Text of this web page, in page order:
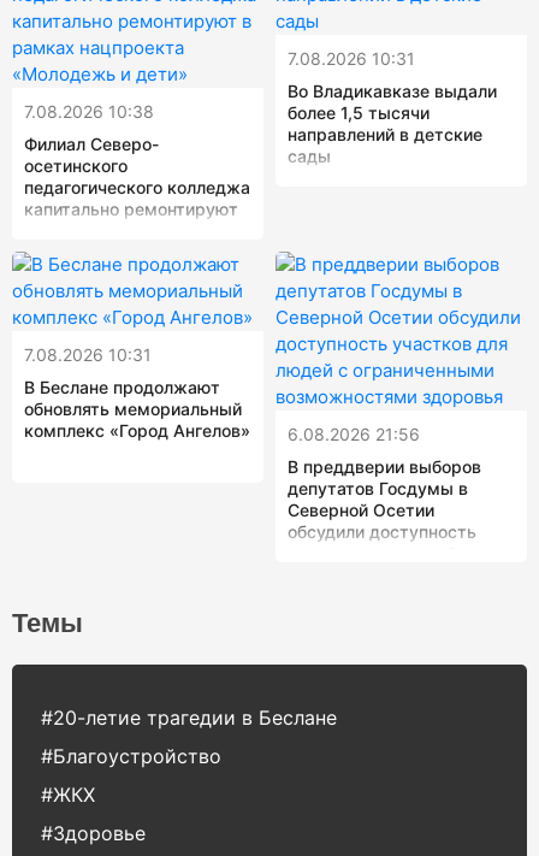
7.08.2026 10:38
Филиал Северо-
осетинского
педагогического колледжа
капитально ремонтируют
«Молодежь и дети»
7.08.2026 10:31
Во Владикавказе выдали
более 1,5 тысячи
направлений в детские
сады
7.08.2026 10:31
В Беслане продолжают
обновлять мемориальный
комплекс «Город Ангелов»
6.08.2026 21:56
В преддверии выборов
депутатов Госдумы в
Северной Осетии
обсудили доступность
Темы
#20-летие трагедии в Беслане
#Благоустройство
#ЖКХ
#Здоровье